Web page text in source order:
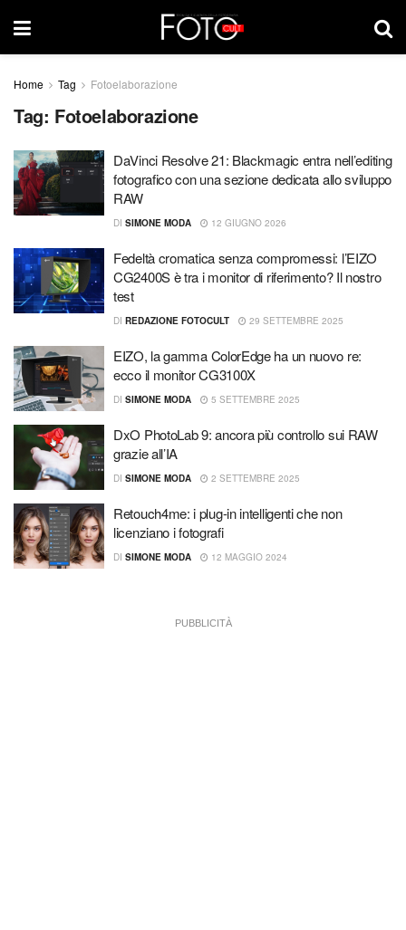
Home Tag Fotoelaborazione
Tag: Fotoelaborazione
DaVinci Resolve 21: Blackmagic entra nell’editing
fotografico con una sezione dedicata allo sviluppo
RAW
DI SIMONE MODA 12 GIUGNO 2026
Fedeltà cromatica senza compromessi: l’EIZO
CG2400S è tra i monitor di riferimento? Il nostro
test
DI REDAZIONE FOTOCULT 29 SETTEMBRE 2025
EIZO, la gamma ColorEdge ha un nuovo re:
ecco il monitor CG3100X
DI SIMONE MODA 5 SETTEMBRE 2025
DxO PhotoLab 9: ancora più controllo sui RAW
grazie all’IA
DI SIMONE MODA 2 SETTEMBRE 2025
Retouch4me: i plug-in intelligenti che non
licenziano i fotografi
DI SIMONE MODA 12 MAGGIO 2024
PUBBLICITÀ